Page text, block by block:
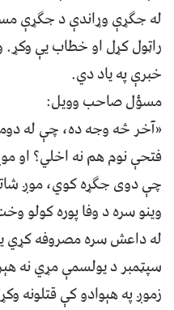
له جګړې وړاندې د جګړې
راټول کړل او خطاب يې وکړ.
خبرې په ياد دي.
مسؤل صاحب وويل:
«آخر څه وجه ده، چې له
فتحې نوم هم نه اخلي؟ او
چې دوی جګړه کوي، موږ
وينو سره د وفا پوره کولو
له داعش سره مصروفه کړي
سپټمبر د يولسمې مړي نه
زموږ په هېوادو کې قتلونه